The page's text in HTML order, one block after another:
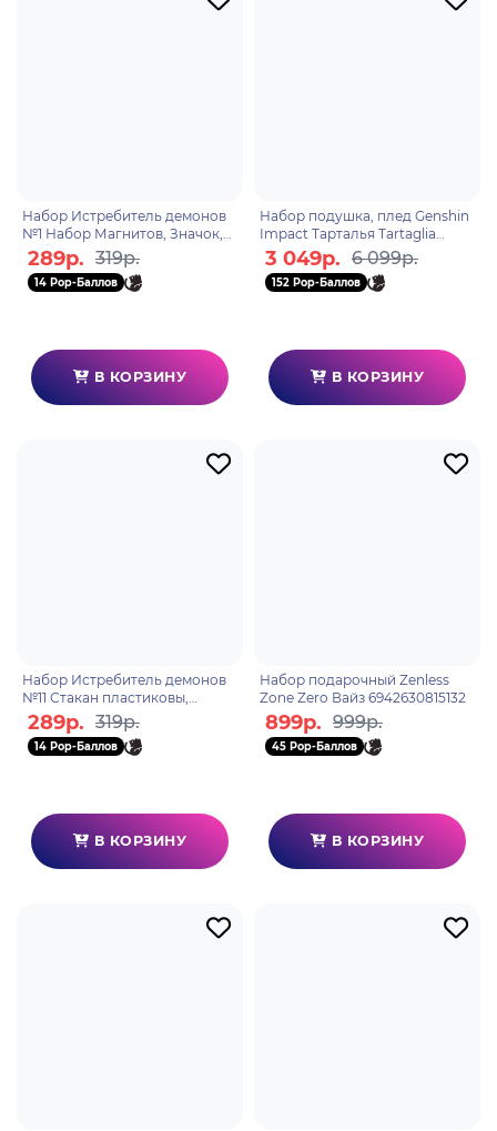
Набор Истребитель демонов
№1 Набор Магнитов, Значок,
Набор Наклеек
289р. 319р.
14 Pop-Баллов
В КОРЗИНУ
Набор подушка, плед Genshin
Impact Тарталья Tartaglia
Childe Cozy Winter Gathering
6942421149255
3 049р. 6 099р.
152 Pop-Баллов
В КОРЗИНУ
Набор Истребитель демонов
№11 Стакан пластиковы,
шоппер ЭКО
289р. 319р.
14 Pop-Баллов
В КОРЗИНУ
Набор подарочный Zenless
Zone Zero Вайз 6942630815132
899р. 999р.
45 Pop-Баллов
В КОРЗИНУ